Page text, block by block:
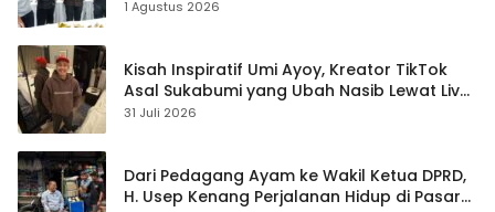
1 Agustus 2026
Kisah Inspiratif Umi Ayoy, Kreator TikTok
Asal Sukabumi yang Ubah Nasib Lewat Live
Streaming
31 Juli 2026
Dari Pedagang Ayam ke Wakil Ketua DPRD,
H. Usep Kenang Perjalanan Hidup di Pasar